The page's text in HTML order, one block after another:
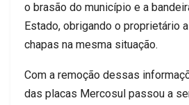
o brasão do município e a
Estado, obrigando o proprietário
chapas na mesma situação.
Com a remoção dessas
das placas Mercosul passou a